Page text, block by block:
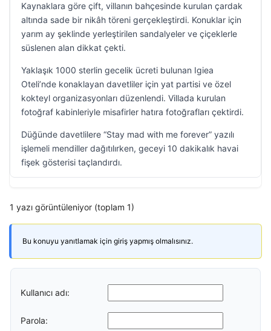
Kaynaklara göre çift, villanın bahçesinde kurulan çardak
altında sade bir nikâh töreni gerçekleştirdi. Konuklar için
yarım ay şeklinde yerleştirilen sandalyeler ve çiçeklerle
süslenen alan dikkat çekti.
Yaklaşık 1000 sterlin gecelik ücreti bulunan Igiea
Oteli’nde konaklayan davetliler için yat partisi ve özel
kokteyl organizasyonları düzenlendi. Villada kurulan
fotoğraf kabinleriyle misafirler hatıra fotoğrafları çektirdi.
Düğünde davetlilere “Stay mad with me forever” yazılı
işlemeli mendiller dağıtılırken, geceyi 10 dakikalık havai
fişek gösterisi taçlandırdı.
1 yazı görüntüleniyor (toplam 1)
Bu konuyu yanıtlamak için giriş yapmış olmalısınız.
Kullanıcı adı:
Parola: